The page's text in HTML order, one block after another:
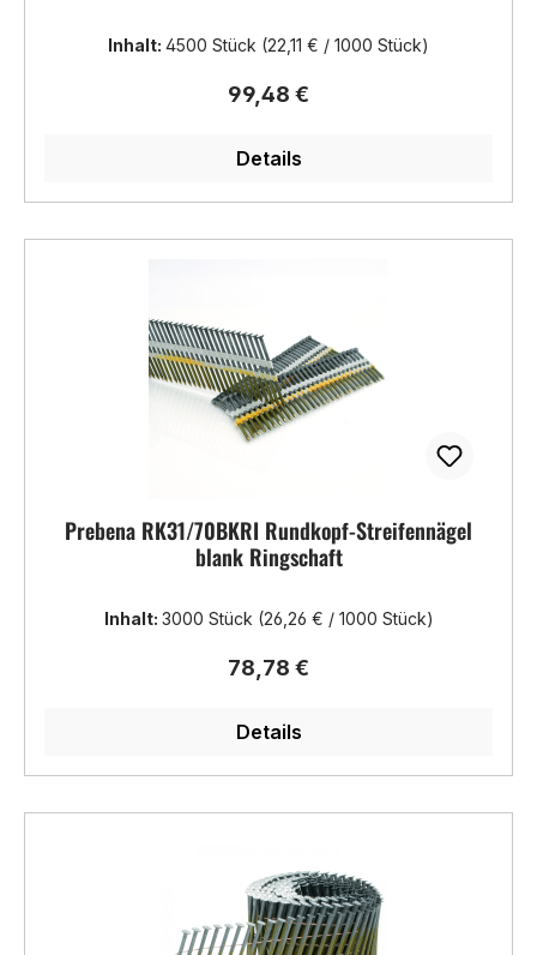
Inhalt: 4500 Stück (22,11 € / 1000 Stück)
Regulärer Preis:
99,48 €
Details
Prebena RK31/70BKRI Rundkopf-Streifennägel
blank Ringschaft
Inhalt: 3000 Stück (26,26 € / 1000 Stück)
Regulärer Preis:
78,78 €
Details